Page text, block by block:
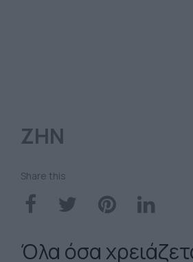
ΖΗΝ
Share this
Όλα όσα